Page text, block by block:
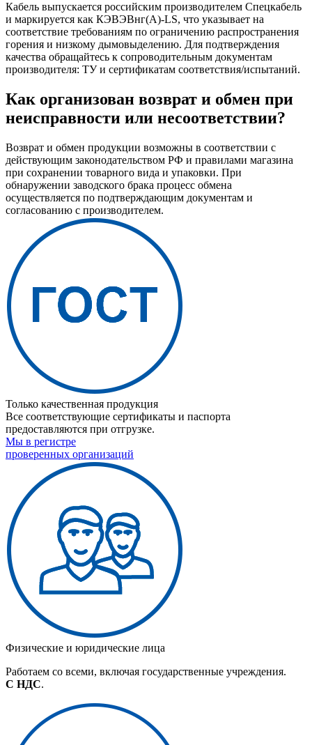
Кабель выпускается российским производителем Спецкабель
и маркируется как КЭВЭВнг(А)-LS, что указывает на
соответствие требованиям по ограничению распространения
горения и низкому дымовыделению. Для подтверждения
качества обращайтесь к сопроводительным документам
производителя: ТУ и сертификатам соответствия/испытаний.
Как организован возврат и обмен при
неисправности или несоответствии?
Возврат и обмен продукции возможны в соответствии с
действующим законодательством РФ и правилами магазина
при сохранении товарного вида и упаковки. При
обнаружении заводского брака процесс обмена
осуществляется по подтверждающим документам и
согласованию с производителем.
Только качественная продукция
Все соответствующие сертификаты и паспорта
предоставляются при отгрузке.
Мы в регистре
проверенных организаций
Физические и юридические лица
Работаем со всеми, включая государственные учреждения.
С НДС.